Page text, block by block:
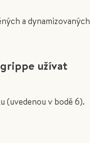
a dynamizovaných
užívat
(uvedenou v bodě 6).